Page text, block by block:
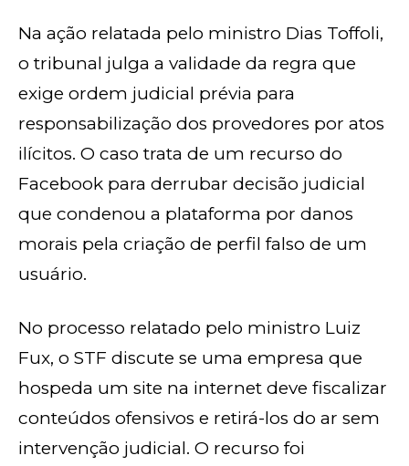
Na ação relatada pelo ministro Dias Toffoli,
o tribunal julga a validade da regra que
exige ordem judicial prévia para
responsabilização dos provedores por atos
ilícitos. O caso trata de um recurso do
Facebook para derrubar decisão judicial
que condenou a plataforma por danos
morais pela criação de perfil falso de um
usuário.
No processo relatado pelo ministro Luiz
Fux, o STF discute se uma empresa que
hospeda um site na internet deve fiscalizar
conteúdos ofensivos e retirá-los do ar sem
intervenção judicial. O recurso foi